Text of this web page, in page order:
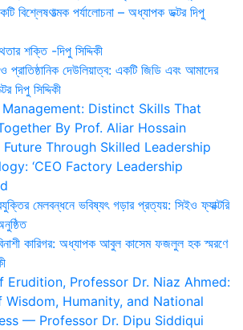
বিশ্লেষণাত্মক পর্যালোচনা – অধ্যাপক ডক্টর দিপু
শক্তি -দিপু সিদ্দিকী
প্রাতিষ্ঠানিক দেউলিয়াত্ব: একটি জিডি এবং আমাদের
দিপু সিদ্দিকী
Distinct Skills That
By Prof. Aliar Hossain
Through Skilled Leadership
‘CEO Factory Leadership
মেলবন্ধনে ভবিষ্যৎ গড়ার প্রত্যয়: সিইও ফ্যাক্টরি
কারিগর: অধ্যাপক আবুল কাসেম ফজলুল হক স্মরণে
Erudition, Professor Dr. Niaz Ahmed:
Wisdom, Humanity, and National
— Professor Dr. Dipu Siddiqui